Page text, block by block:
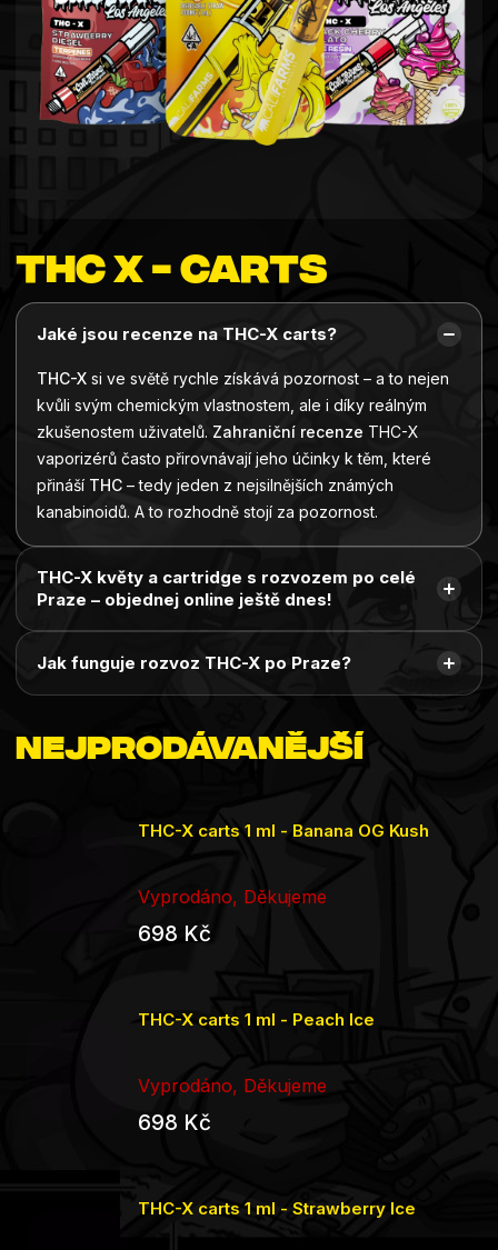
THC X - Carts
Jaké jsou recenze na THC-X carts?
THC-X si ve světě rychle získává pozornost – a to nejen
kvůli svým chemickým vlastnostem, ale i díky reálným
zkušenostem uživatelů. Zahraniční recenze THC-X
vaporizérů často přirovnávají jeho účinky k těm, které
přináší THC – tedy jeden z nejsilnějších známých
kanabinoidů. A to rozhodně stojí za pozornost.
THC-X květy a cartridge s rozvozem po celé
Praze – objednej online ještě dnes!
Jak funguje rozvoz THC-X po Praze?
Nejprodávanější
THC-X carts 1 ml - Banana OG Kush
Vyprodáno, Děkujeme
698 Kč
THC-X carts 1 ml - Peach Ice
Vyprodáno, Děkujeme
698 Kč
THC-X carts 1 ml - Strawberry Ice